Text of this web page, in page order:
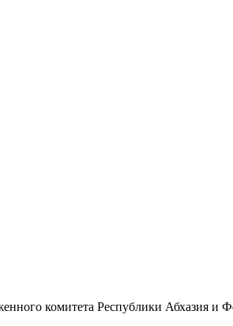
комитета Республики Абхазия